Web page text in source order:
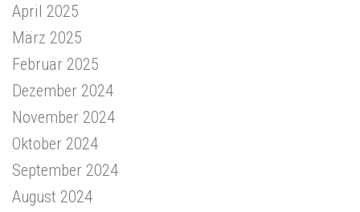
April 2025
März 2025
Februar 2025
Dezember 2024
November 2024
Oktober 2024
September 2024
August 2024